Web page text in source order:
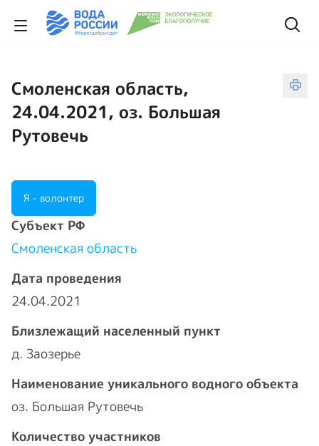
Смоленская область,
24.04.2021, оз. Большая
Рутовечь
Я - волонтер
Cубъект РФ
Смоленская область
Дата проведения
24.04.2021
Близлежащий населенный пункт
д. Заозерье
Наименование уникального водного объекта
оз. Большая Рутовечь
Количество участников